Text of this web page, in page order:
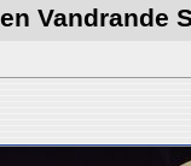
Vandrande